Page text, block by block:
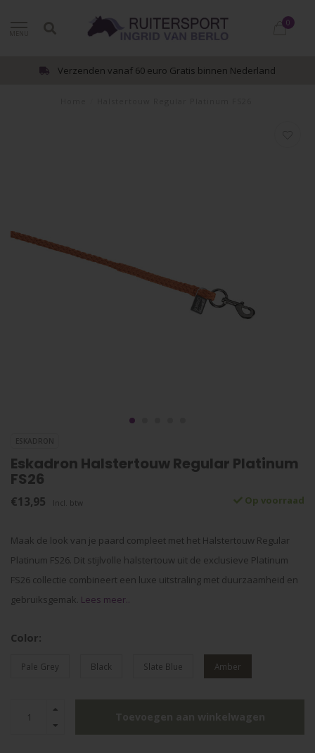
0
Verzenden vanaf 60 euro Gratis binnen Nederland
ESKADRON
Eskadron Halstertouw Regular Platinum
FS26
€13,95 Incl. btw Op voorraad
Maak de look van je paard compleet met het Halstertouw Regular
Platinum FS26. Dit stijlvolle halstertouw uit de exclusieve Platinum
FS26 collectie combineert een luxe uitstraling met duurzaamheid en
gebruiksgemak. Lees meer..
Color:
Pale Grey Black Slate Blue Amber